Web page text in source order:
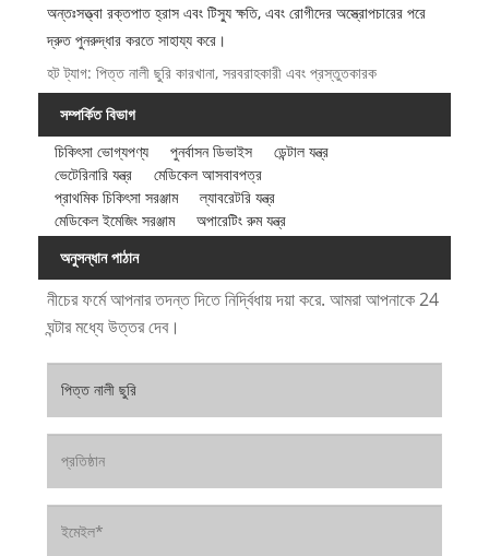
অন্তঃসত্ত্বা রক্তপাত হ্রাস এবং টিস্যু ক্ষতি, এবং রোগীদের অস্ত্রোপচারের পরে
দ্রুত পুনরুদ্ধার করতে সাহায্য করে।
হট ট্যাগ: পিত্ত নালী ছুরি কারখানা, সরবরাহকারী এবং প্রস্তুতকারক
সম্পর্কিত বিভাগ
চিকিৎসা ভোগ্যপণ্য
পুনর্বাসন ডিভাইস
ডেন্টাল যন্ত্র
ভেটেরিনারি যন্ত্র
মেডিকেল আসবাবপত্র
প্রাথমিক চিকিৎসা সরঞ্জাম
ল্যাবরেটরি যন্ত্র
মেডিকেল ইমেজিং সরঞ্জাম
অপারেটিং রুম যন্ত্র
অনুসন্ধান পাঠান
নীচের ফর্মে আপনার তদন্ত দিতে নির্দ্বিধায় দয়া করে. আমরা আপনাকে 24
ঘন্টার মধ্যে উত্তর দেব।